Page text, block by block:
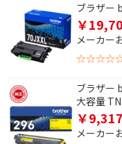
ブラザー
￥
メーカー
ブラザー
大容量
￥9,317
メーカー